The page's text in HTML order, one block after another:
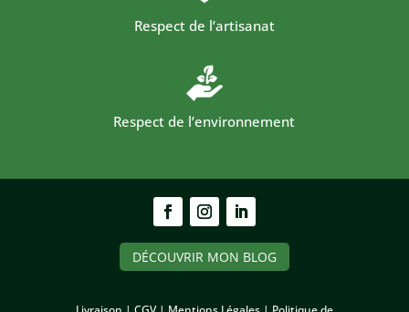
Respect de l’artisanat
Respect de l’environnement
DÉCOUVRIR MON BLOG